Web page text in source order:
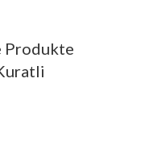
Produkte